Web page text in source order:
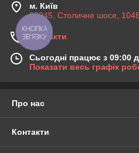
м. Київ
03045, Столичне шосе,
Контакти
Сьогодні працює з 09:00
Показати весь графік
Про нас
Контакти
КНОПКА
ЗВ'ЯЗКУ